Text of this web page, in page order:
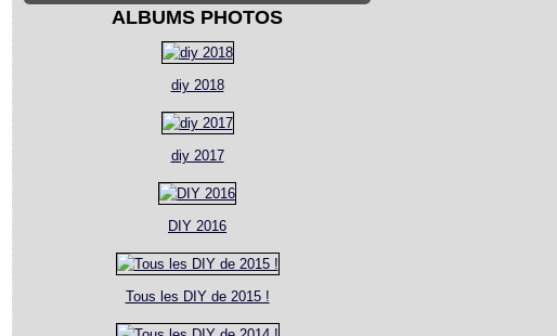
ALBUMS PHOTOS
diy 2018
diy 2017
DIY 2016
Tous les DIY de 2015 !